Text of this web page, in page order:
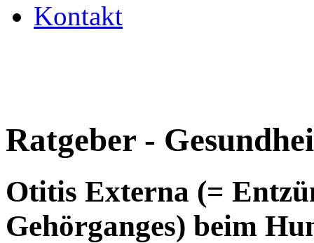
Kontakt
Ratgeber -
Otitis Externa (=
Gehörganges) beim